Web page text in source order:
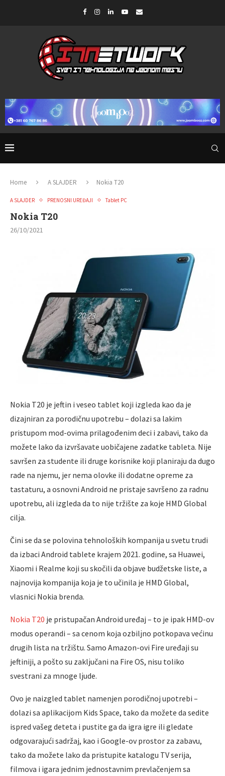
Home A SLAJDER Nokia T20
A SLAJDER PRENOSNI UREĐAJI Tablet PC
Nokia T20
26/10/2021
Nokia T20 je jeftin i veseo tablet koji izgleda kao da je
dizajniran za porodičnu upotrebu – dolazi sa lakim
pristupom mod-ovima prilagođenim deci i zabavi, tako da
možete lako da izvršavate uobičajene zadatke tableta. Nije
savršen za studente ili druge korisnike koji planiraju da dugo
rade na njemu, jer nema olovke ili dodatne opreme za
tastaturu, a osnovni Android ne pristaje savršeno za radnu
upotrebu, ali izgleda da to nije tržište za koje HMD Global
cilјa.
Čini se da se polovina tehnoloških kompanija u svetu trudi
da izbaci Android tablete krajem 2021. godine, sa Huawei,
Xiaomi i Realme koji su skočili da objave budžetske liste, a
najnovija kompanija koja je to učinila je HMD Global,
vlasnici Nokia brenda.
Nokia T20 je pristupačan Android uređaj – to je ipak HMD-ov
modus operandi – sa cenom koja ozbilјno potkopava većinu
drugih lista na tržištu. Samo Amazon-ovi Fire uređaji su
jeftiniji, a pošto su zaklјučani na Fire OS, nisu toliko
svestrani za mnoge lјude.
Ovo je naizgled tablet namenjen porodičnoj upotrebi –
dolazi sa aplikacijom Kids Space, tako da možete da sedite
ispred vašeg deteta i pustite ga da igra igre ili gledate
odgovarajući sadržaj, kao i Google-ov prostor za zabavu,
tako da možete lako da pristupite katalogu TV serija,
filmova i igara jednim jednostavnim prevlačenjem sa